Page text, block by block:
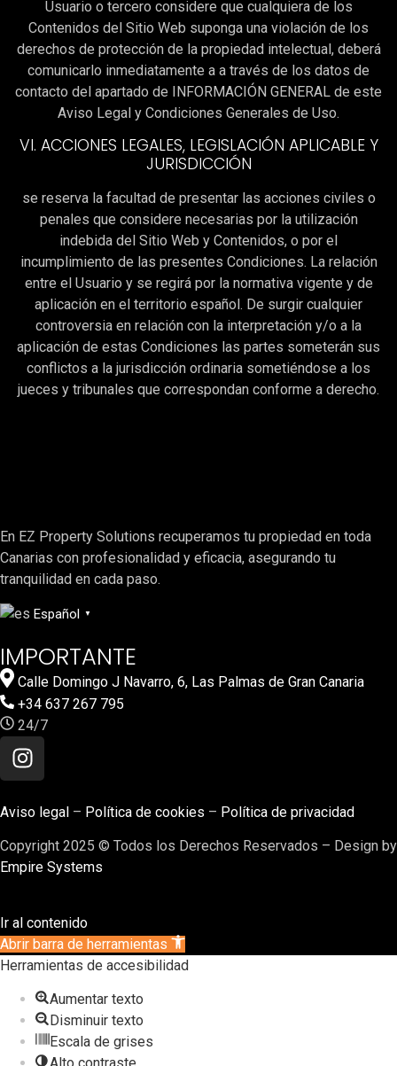
Usuario o tercero considere que cualquiera de los
Contenidos del Sitio Web suponga una violación de los
derechos de protección de la propiedad intelectual, deberá
comunicarlo inmediatamente a a través de los datos de
contacto del apartado de INFORMACIÓN GENERAL de este
Aviso Legal y Condiciones Generales de Uso.
VI. ACCIONES LEGALES, LEGISLACIÓN APLICABLE Y
JURISDICCIÓN
se reserva la facultad de presentar las acciones civiles o
penales que considere necesarias por la utilización
indebida del Sitio Web y Contenidos, o por el
incumplimiento de las presentes Condiciones. La relación
entre el Usuario y se regirá por la normativa vigente y de
aplicación en el territorio español. De surgir cualquier
controversia en relación con la interpretación y/o a la
aplicación de estas Condiciones las partes someterán sus
conflictos a la jurisdicción ordinaria sometiéndose a los
jueces y tribunales que correspondan conforme a derecho.
En EZ Property Solutions recuperamos tu propiedad en toda
Canarias con profesionalidad y eficacia, asegurando tu
tranquilidad en cada paso.
Español ▼
IMPORTANTE
Calle Domingo J Navarro, 6, Las Palmas de Gran Canaria
+34 637 267 795
24/7
Aviso legal – Política de cookies – Política de privacidad
Copyright 2025 © Todos los Derechos Reservados – Design by
Empire Systems
Ir al contenido
Abrir barra de herramientas
Herramientas de accesibilidad
Aumentar texto
Disminuir texto
Escala de grises